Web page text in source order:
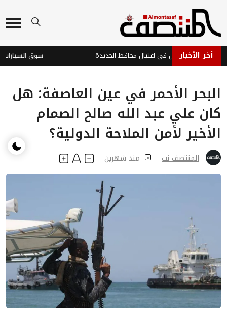
آخر الأخبار
حوثي يفشل في اغتيال محافظ الحديدة
البحر الأحمر في عين العاصفة: هل
كان علي عبد الله صالح الصمام
الأخير لأمن الملاحة الدولية؟
المنتصف نت منذ شهرين